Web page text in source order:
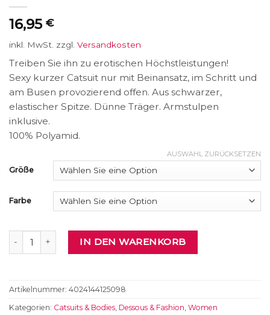
16,95 €
inkl. MwSt. zzgl. Versandkosten
Treiben Sie ihn zu erotischen Höchstleistungen!
Sexy kurzer Catsuit nur mit Beinansatz, im Schritt und
am Busen provozierend offen. Aus schwarzer,
elastischer Spitze. Dünne Träger. Armstulpen
inklusive.
100% Polyamid.
Größe
Farbe
AUSWAHL ZURÜCKSETZEN
Catsuit Menge IN DEN WARENKORB
Artikelnummer: 4024144125098
Kategorien: Catsuits & Bodies Dessous & Fashion Women